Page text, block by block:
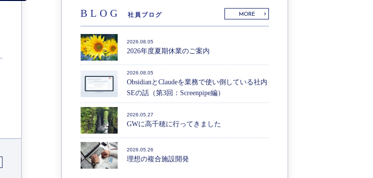
BLOG 社員ブログ MORE
2026.08.05
2026年度夏期休業のご案内
2026.08.05
ObsidianとClaudeを業務で使い倒している社内
SEの話（第3回：Screenpipe編）
2026.05.27
GWに高千穂に行ってきました
2026.05.26
理想の複合施設開発